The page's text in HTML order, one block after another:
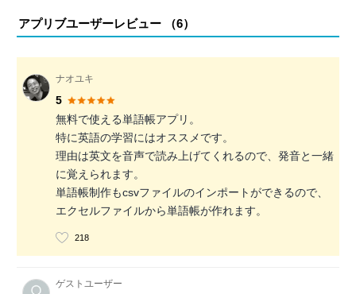
アプリブユーザーレビュー （6）
ナオユキ
5
無料で使える単語帳アプリ。
特に英語の学習にはオススメです。
理由は英文を音声で読み上げてくれるので、発音と一緒
に覚えられます。
単語帳制作もcsvファイルのインポートができるので、
エクセルファイルから単語帳が作れます。
218
ゲストユーザー